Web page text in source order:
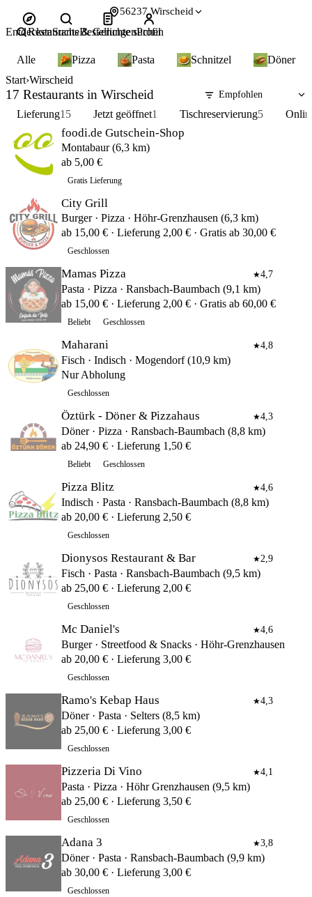
56237 Wirscheid
Restaurants & Gerichte suchen
Alle Pizza Pasta Schnitzel
Döner
Start Wirscheid
17 Restaurants in Wirscheid
Lieferung15 Jetzt geöffnet1 Tischreservierung5
foodi.de Gutschein-Shop
Montabaur (6,3 km)
ab 5,00 €
Gratis Lieferung
City Grill
Burger · Pizza · Höhr-Grenzhausen (6,3 km)
ab 15,00 € · Lieferung 2,00 € · Gratis ab 30,00 €
Geschlossen
Mamas Pizza ★4,7
Pasta · Pizza · Ransbach-Baumbach (9,1 km)
ab 15,00 € · Lieferung 2,00 € · Gratis ab 60,00 €
Beliebt Geschlossen
Maharani ★4,8
Fisch · Indisch · Mogendorf (10,9 km)
Nur Abholung
Geschlossen
Öztürk - Döner & Pizzahaus ★4,3
Döner · Pizza · Ransbach-Baumbach (8,8 km)
ab 24,90 € · Lieferung 1,50 €
Beliebt Geschlossen
Pizza Blitz ★4,6
Indisch · Pasta · Ransbach-Baumbach (8,8 km)
ab 20,00 € · Lieferung 2,50 €
Geschlossen
Dionysos Restaurant & Bar ★2,9
Fisch · Pasta · Ransbach-Baumbach (9,5 km)
ab 25,00 € · Lieferung 2,00 €
Geschlossen
Mc Daniel's ★4,6
Burger · Streetfood & Snacks · Höhr-Grenzhausen
ab 20,00 € · Lieferung 3,00 €
Geschlossen
Ramo's Kebap Haus ★4,3
Döner · Pasta · Selters (8,5 km)
ab 25,00 € · Lieferung 3,00 €
Geschlossen
Pizzeria Di Vino ★4,1
Pasta · Pizza · Höhr Grenzhausen (9,5 km)
ab 25,00 € · Lieferung 3,50 €
Geschlossen
Adana 3 ★3,8
Döner · Pasta · Ransbach-Baumbach (9,9 km)
ab 30,00 € · Lieferung 3,00 €
Geschlossen
EntdeckenSucheBestellungenProfil